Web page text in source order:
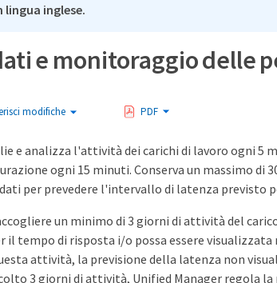
lingua inglese.
e monitoraggio delle
modifiche PDF
e analizza l'attività dei carichi di lavoro ogni
ogni 15 minuti. Conserva un massimo
per prevedere l'intervallo di latenza previsto
un minimo di 3 giorni di attività del
il tempo di risposta i/o possa essere
attività, la previsione della latenza non
3 giorni di attività, Unified Manager regola